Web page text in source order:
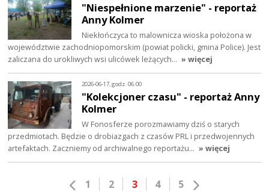
"Niespełnione marzenie" - reportaż
Anny Kolmer
Niekłończyca to malownicza wioska położona w
województwie zachodniopomorskim (powiat policki, gmina Police). Jest
zaliczana do urokliwych wsi ulicówek leżących… » więcej
2026-06-17, godz. 06:00
"Kolekcjoner czasu" - reportaż Anny
Kolmer
W Fonosferze porozmawiamy dziś o starych
przedmiotach. Będzie o drobiazgach z czasów PRL i przedwojennych
artefaktach. Zaczniemy od archiwalnego reportażu… » więcej
1 2 3 4 5